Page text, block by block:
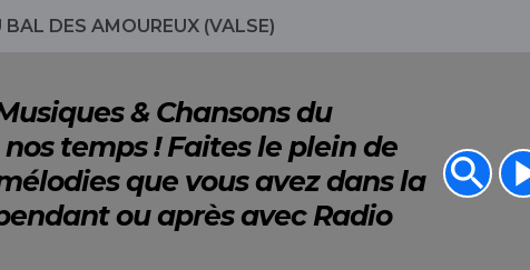
DES AMOUREUX (VALSE)
& Chansons du
nos temps ! Faites le plein de
que vous avez dans la
ou après avec Radio
search